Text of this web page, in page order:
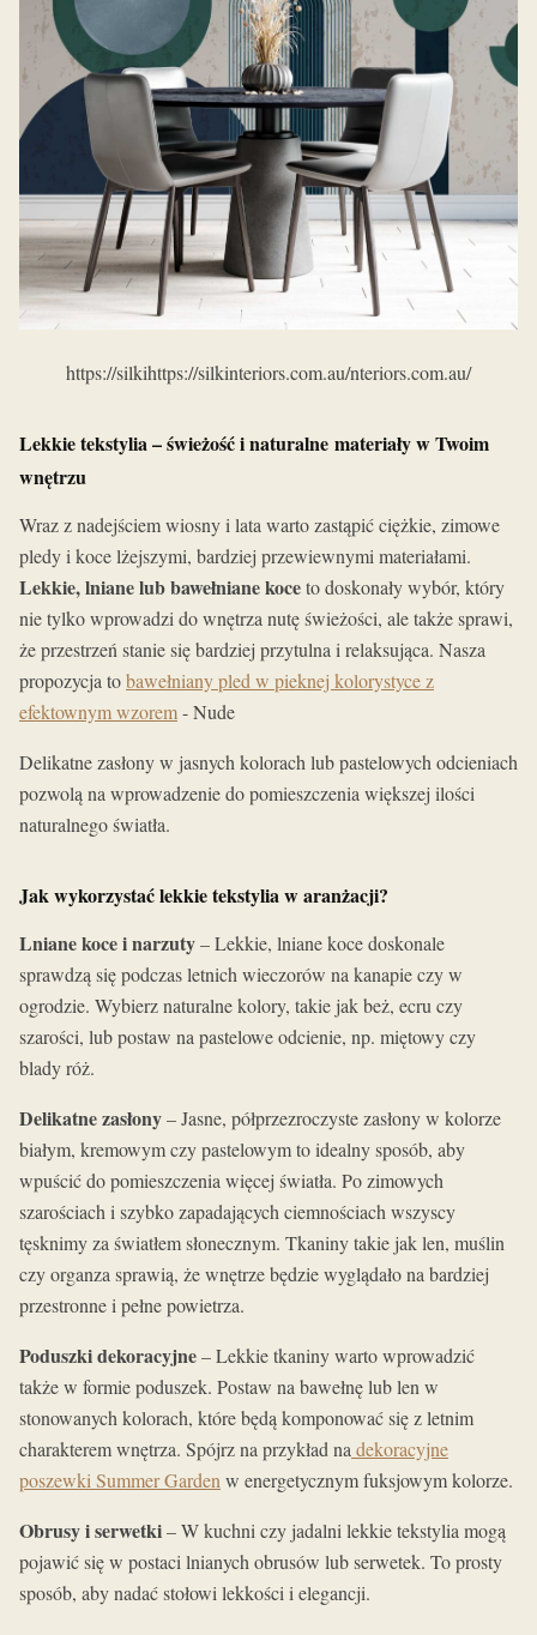
https://silkihttps://silkinteriors.com.au/nteriors.com.au/
Lekkie tekstylia – świeżość i naturalne materiały w Twoim
wnętrzu
Wraz z nadejściem wiosny i lata warto zastąpić ciężkie, zimowe
pledy i koce lżejszymi, bardziej przewiewnymi materiałami.
Lekkie, lniane lub bawełniane koceto doskonały wybór, który
nie tylko wprowadzi do wnętrza nutę świeżości, ale także sprawi,
że przestrzeń stanie się bardziej przytulna i relaksująca. Nasza
propozycja tobawełniany pled w pieknej kolorystyce z
efektownym wzorem- Nude
Delikatne zasłony w jasnych kolorach lub pastelowych odcieniach
pozwolą na wprowadzenie do pomieszczenia większej ilości
naturalnego światła.
Jak wykorzystać lekkie tekstylia w aranżacji?
Lniane koce i narzuty– Lekkie, lniane koce doskonale
sprawdzą się podczas letnich wieczorów na kanapie czy w
ogrodzie. Wybierz naturalne kolory, takie jak beż, ecru czy
szarości, lub postaw na pastelowe odcienie, np. miętowy czy
blady róż.
Delikatne zasłony– Jasne, półprzezroczyste zasłony w kolorze
białym, kremowym czy pastelowym to idealny sposób, aby
wpuścić do pomieszczenia więcej światła. Po zimowych
szarościach i szybko zapadających ciemnościach wszyscy
tęsknimy za światłem słonecznym. Tkaniny takie jak len, muślin
czy organza sprawią, że wnętrze będzie wyglądało na bardziej
przestronne i pełne powietrza.
Poduszki dekoracyjne– Lekkie tkaniny warto wprowadzić
także w formie poduszek. Postaw na bawełnę lub len w
stonowanych kolorach, które będą komponować się z letnim
charakterem wnętrza. Spójrz na przykład na dekoracyjne
poszewki Summer Garden w energetycznym fuksjowym kolorze.
Obrusy i serwetki– W kuchni czy jadalni lekkie tekstylia mogą
pojawić się w postaci lnianych obrusów lub serwetek. To prosty
sposób, aby nadać stołowi lekkości i elegancji.